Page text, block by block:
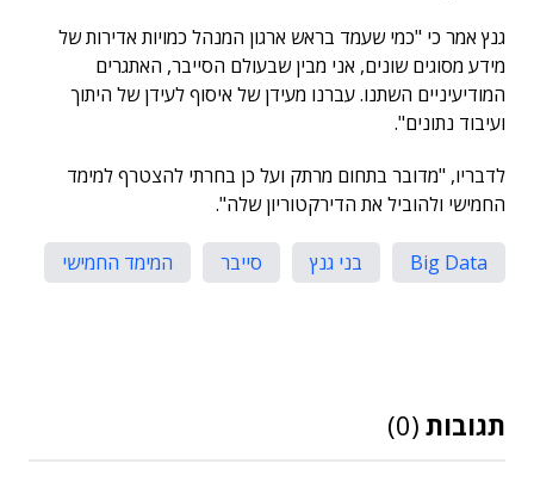
גנץ אמר כי "כמי שעמד בראש ארגון המנהל כמויות אדירות של
מידע מסוגים שונים, אני מבין שבעולם הסייבר, האתגרים
המודיעיניים השתנו. עברנו מעידן של איסוף לעידן של היתוך
ועיבוד נתונים".
לדבריו, "מדובר בתחום מרתק ועל כן בחרתי להצטרף למימד
החמישי ולהוביל את הדירקטוריון שלה".
Big Data בני גנץ סייבר המימד החמישי
תגובות (0)